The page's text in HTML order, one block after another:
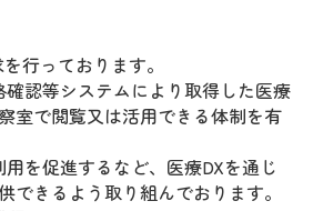
行っております。
確認等システムにより取得した医療
室で閲覧又は活用できる体制を有
用を促進するなど、医療DXを通じ
できるよう取り組んでおります。